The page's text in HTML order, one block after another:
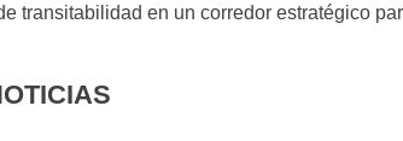
transitabilidad en un corredor estratégico